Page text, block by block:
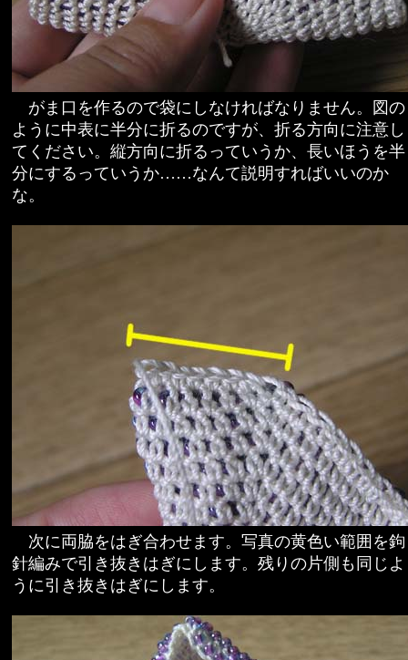
がま口を作るので袋にしなければなりません。図の
ように中表に半分に折るのですが、折る方向に注意し
てください。縦方向に折るっていうか、長いほうを半
分にするっていうか……なんて説明すればいいのか
な。
次に両脇をはぎ合わせます。写真の黄色い範囲を鉤
針編みで引き抜きはぎにします。残りの片側も同じよ
うに引き抜きはぎにします。